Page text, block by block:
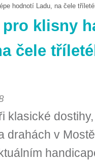
hodnotí Ladu, na čele
klisny
čele
klasické
drahách v